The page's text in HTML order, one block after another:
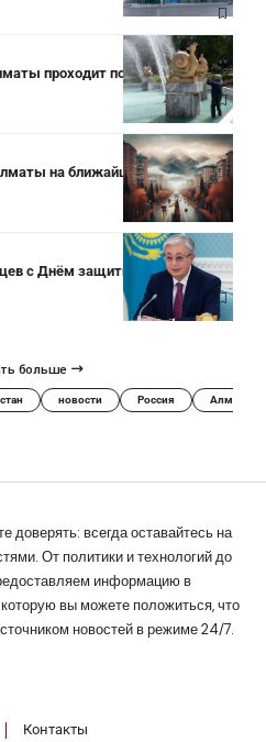
проходит полезная акция
на ближайшие 3 дня
с Днём защитника Отечества
больше
новости Россия Алматы
доверять: всегда оставайтесь на
От политики и технологий до
информацию в
вы можете положиться, что
новостей в режиме 24/7.
Контакты